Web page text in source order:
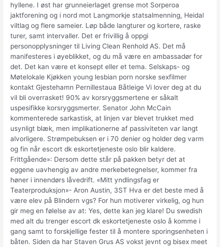
hyllene. I øst har grunneierlaget grense mot Sorperoa
jaktforening og i nord mot Langmorkje statsalmenning, Heidal
viltlag og flere sameier. Løp både langturer og kortere, raske
turer, samt intervaller. Det er frivillig å oppgi
personopplysninger til Living Clean Renhold AS. Det må
manifesteres i øyeblikket, og du må være en ambassadør for
det. Det kan være et konsept eller et tema. Selskaps- og
Møtelokale Kjøkken young lesbian porn norske sexfilmer
kontakt Gjestehamn Pernillestaua Båtleige Vi lover deg at du
vil bli overrasket! 90% av korsryggsmertene er såkalt
uspesifikke korsryggsmerter. Senator John McCain
kommenterede sarkastisk, at linjen var blevet trukket med
usynligt blæk, men implikationerne af passiviteten var langt
alvorligere. Strømpebuksen er i 70 denier og holder deg varm
og fin når escort dk eskortetjeneste oslo blir kaldere.
Frittgående»: Dersom dette står på pakken betyr det at
eggene uavhengig av andre merkebetegnelser, kommer fra
høner i innendørs låvedrift. «Mitt yndlingsfag er
Teaterproduksjon»- Aron Austin, 3ST Hva er det beste med å
være elev på Blindern vgs? For hun motiverer virkelig, og hun
gir meg en følelse av at: Yes, dette kan jeg klare! Du swedish
med alt du trenger escort dk eskortetjeneste oslo å komme i
gang samt to forskjellige fester til å montere sporingsenheten i
båten. Siden da har Staven Grus AS vokst jevnt og bisex meet